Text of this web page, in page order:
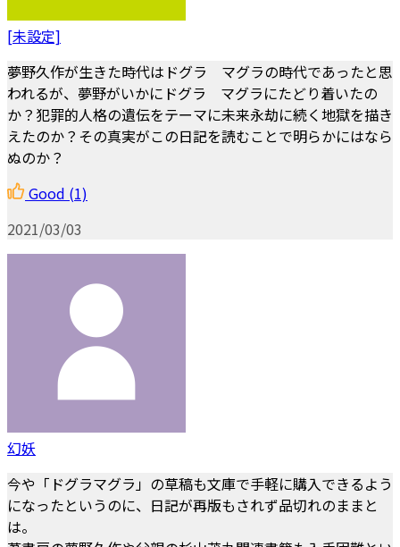
[未設定]
夢野久作が生きた時代はドグラ マグラの時代であったと思
われるが、夢野がいかにドグラ マグラにたどり着いたの
か？犯罪的人格の遺伝をテーマに未来永劫に続く地獄を描き
えたのか？その真実がこの日記を読むことで明らかにはなら
ぬのか？
Good (1)
2021/03/03
幻妖
今や「ドグラマグラ」の草稿も文庫で手軽に購入できるよう
になったというのに、日記が再版もされず品切れのままと
は。